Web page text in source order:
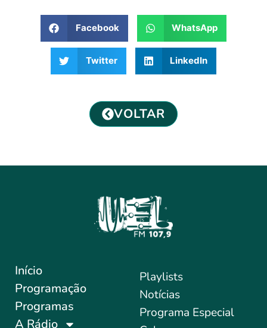
Facebook WhatsApp
Twitter LinkedIn
VOLTAR
Início
Programação
Programas
A Rádio
Playlists
Notícias
Programa Especial